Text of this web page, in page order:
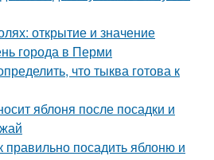
открытие и значение
города в Перми
что тыква готова к
яблоня после посадки и
правильно посадить яблоню и